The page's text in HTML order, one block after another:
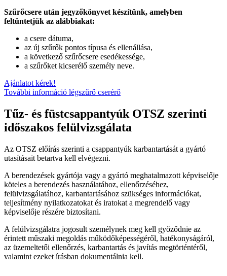
Szűrőcsere után jegyzőkönyvet készítünk, amelyben
feltüntetjük az alábbiakat:
a csere dátuma,
az új szűrők pontos típusa és ellenállása,
a következő szűrőcsere esedékessége,
a szűrőket kicserélő személy neve.
Ajánlatot kérek!
További információ légszűrő cserérő
Tűz- és füstcsappantyúk OTSZ szerinti
időszakos felülvizsgálata
Az OTSZ előírás szerinti a csappantyúk karbantartását a gyártó
utasításait betartva kell elvégezni.
A berendezések gyártója vagy a gyártó meghatalmazott képviselője
köteles a berendezés használatához, ellenőrzéséhez,
felülvizsgálatához, karbantartásához szükséges információkat,
teljesítmény nyilatkozatokat és iratokat a megrendelő vagy
képviselője részére biztosítani.
A felülvizsgálatra jogosult személynek meg kell győződnie az
érintett műszaki megoldás működőképességéről, hatékonyságáról,
az üzemeltetői ellenőrzés, karbantartás és javítás megtörténtéről,
valamint ezeket írásban dokumentálnia kell.